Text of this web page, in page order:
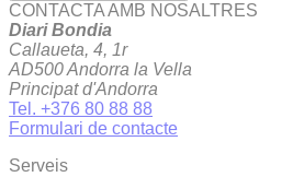
CONTACTA AMB NOSALTRES
Diari Bondia
Callaueta, 4, 1r
AD500 Andorra la Vella
Principat d'Andorra
Tel. +376 80 88 88
Formulari de contacte
Serveis